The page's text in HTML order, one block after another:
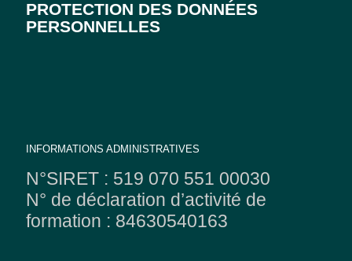
PROTECTION DES DONNÉES
PERSONNELLES
INFORMATIONS ADMINISTRATIVES
N°SIRET : 519 070 551 00030
N° de déclaration d’activité de
formation : 84630540163